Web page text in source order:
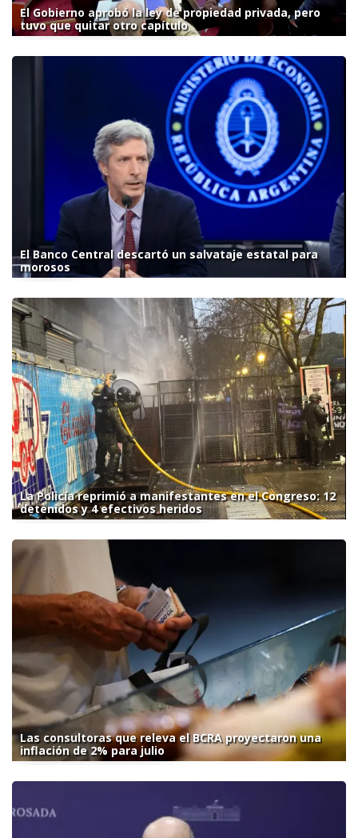
El Gobierno aprobó la ley de propiedad privada, pero
tuvo que quitar otro capítulo
El Banco Central descartó un salvataje estatal para
morosos
La Policía reprimió a manifestantes en el Congreso: 12
detenidos y 4 efectivos heridos
Las consultoras que releva el BCRA proyectaron una
inflación de 2% para julio